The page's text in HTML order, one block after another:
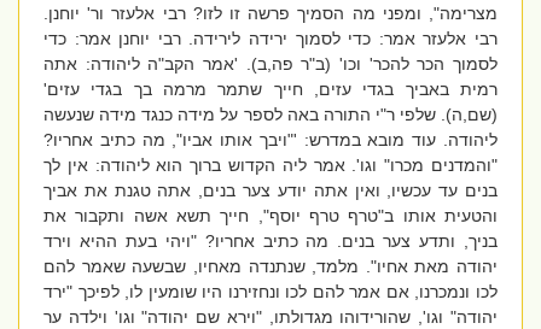
מצרימה", ומפני מה הסמיך פרשה זו לזו? רבי אלעזר ור' יוחנן.
רבי אלעזר אמר: כדי לסמוך ירידה לירידה. רבי יוחנן אמר: כדי
לסמוך הכר להכר' וכו' (ב"ר פה,ב). 'אמר הקב"ה ליהודה: אתה
רמית באביך בגדי עזים, חייך שתמר מרמה בך בגדי עזים'
(שם,ה). שלפי ר"י התורה באה לספר על מידה כנגד מידה שנעשה
ליהודה. עוד מובא במדרש: '"ויבך אותו אביו", מה כתיב אחריו?
"והמדנים מכרו" וגו'. אמר ליה הקדוש ברוך הוא ליהודה: אין לך
בנים עד עכשיו, ואין אתה יודע צער בנים, אתה טגנת את אביך
והטעית אותו ב"טרף טרף יוסף", חייך תשא אשה ותקבור את
בניך, ותדע צער בנים. מה כתיב אחריו? "ויהי בעת ההיא וירד
יהודה מאת אחיו". מלמד, שנתנדה מאחיו, שבשעה שאמר להם
לכו ונמכרנו, אם אמר להם לכו ונחזירנו היו שומעין לו, לפיכך "ירד
יהודה" וגו', שהורידוהו מגדולתו, "וירא שם יהודה" וגו' וילדה ער